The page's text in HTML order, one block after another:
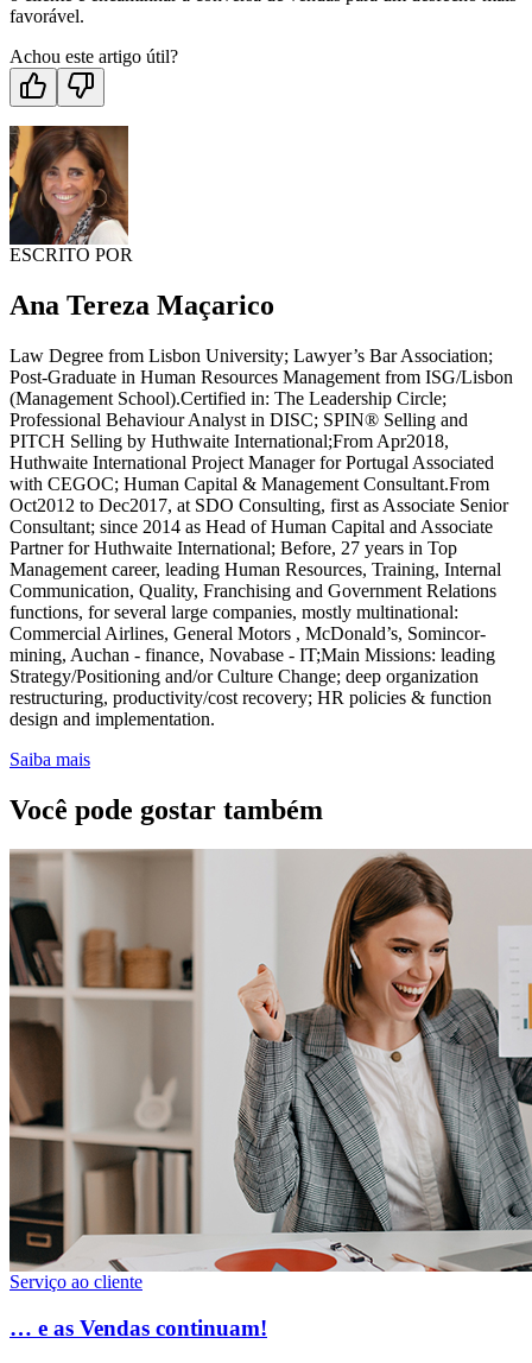
favorável.
Achou este artigo útil?
ESCRITO POR
Ana Tereza Maçarico
Law Degree from Lisbon University; Lawyer’s Bar Association;
Post-Graduate in Human Resources Management from ISG/Lisbon
(Management School).Certified in: The Leadership Circle;
Professional Behaviour Analyst in DISC; SPIN® Selling and
PITCH Selling by Huthwaite International;From Apr2018,
Huthwaite International Project Manager for Portugal Associated
with CEGOC; Human Capital & Management Consultant.From
Oct2012 to Dec2017, at SDO Consulting, first as Associate Senior
Consultant; since 2014 as Head of Human Capital and Associate
Partner for Huthwaite International; Before, 27 years in Top
Management career, leading Human Resources, Training, Internal
Communication, Quality, Franchising and Government Relations
functions, for several large companies, mostly multinational:
Commercial Airlines, General Motors , McDonald’s, Somincor-
mining, Auchan - finance, Novabase - IT;Main Missions: leading
Strategy/Positioning and/or Culture Change; deep organization
restructuring, productivity/cost recovery; HR policies & function
design and implementation.
Saiba mais
Você pode gostar também
Serviço ao cliente
… e as Vendas continuam!